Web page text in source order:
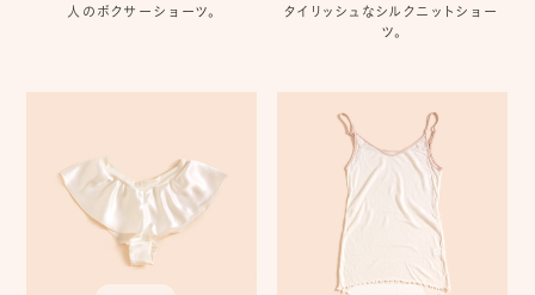
人のボクサーショーツ。
タイリッシュなシルクニットショー
ツ。